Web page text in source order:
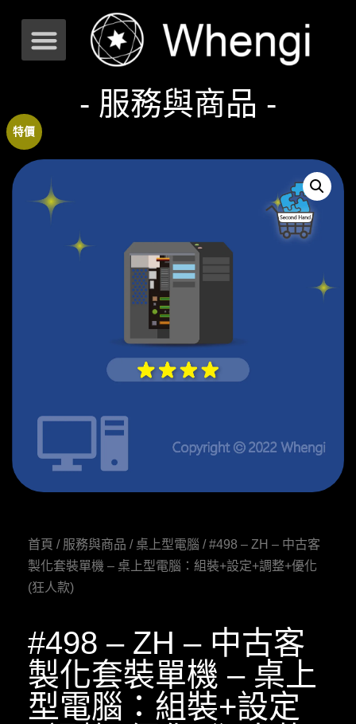
- 服務與商品 -
特價
首頁 / 服務與商品 / 桌上型電腦 / #498 – ZH – 中古客
製化套裝單機 – 桌上型電腦：組裝+設定+調整+優化
(狂人款)
#498 – ZH – 中古客
製化套裝單機 – 桌上
型電腦：組裝+設定